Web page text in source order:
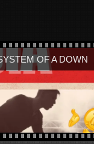
OF A DOWN